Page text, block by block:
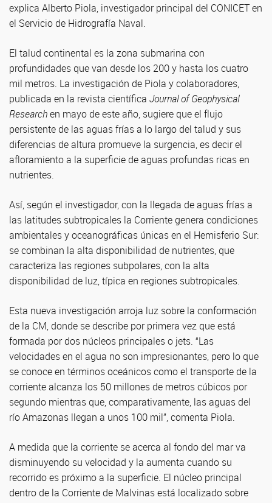
explica Alberto Piola, investigador principal del CONICET en
el Servicio de Hidrografía Naval.
El talud continental es la zona submarina con
profundidades que van desde los 200 y hasta los cuatro
mil metros. La investigación de Piola y colaboradores,
publicada en la revista científica Journal of Geophysical
Researchen mayo de este año, sugiere que el flujo
persistente de las aguas frías a lo largo del talud y sus
diferencias de altura promueve la surgencia, es decir el
afloramiento a la superficie de aguas profundas ricas en
nutrientes.
Así, según el investigador, con la llegada de aguas frías a
las latitudes subtropicales la Corriente genera condiciones
ambientales y oceanográficas únicas en el Hemisferio Sur:
se combinan la alta disponibilidad de nutrientes, que
caracteriza las regiones subpolares, con la alta
disponibilidad de luz, típica en regiones subtropicales.
Esta nueva investigación arroja luz sobre la conformación
de la CM, donde se describe por primera vez que está
formada por dos núcleos principales o jets. “Las
velocidades en el agua no son impresionantes, pero lo que
se conoce en términos oceánicos como el transporte de la
corriente alcanza los 50 millones de metros cúbicos por
segundo mientras que, comparativamente, las aguas del
río Amazonas llegan a unos 100 mil”, comenta Piola.
A medida que la corriente se acerca al fondo del mar va
disminuyendo su velocidad y la aumenta cuando su
recorrido es próximo a la superficie. El núcleo principal
dentro de la Corriente de Malvinas está localizado sobre